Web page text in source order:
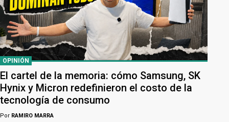
OPINIÓN
El cartel de la memoria: cómo Samsung, SK
Hynix y Micron redefinieron el costo de la
tecnología de consumo
Por RAMIRO MARRA